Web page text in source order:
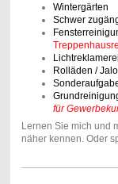
Wintergärten
Schwer
Rolläden /
für
Lernen Sie mich und
näher kennen. Oder